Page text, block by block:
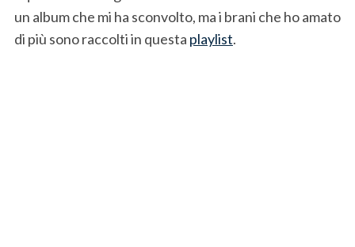
un album che mi ha sconvolto, ma i brani che ho amato
di più sono raccolti in questa playlist.